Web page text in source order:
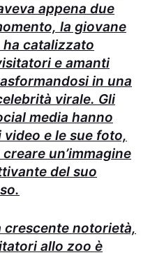
appena due
la giovane
catalizzato
e amanti
in una
virale. Gli
media hanno
e le sue foto,
un’immagine
del suo
crescente notorietà,
allo zoo è